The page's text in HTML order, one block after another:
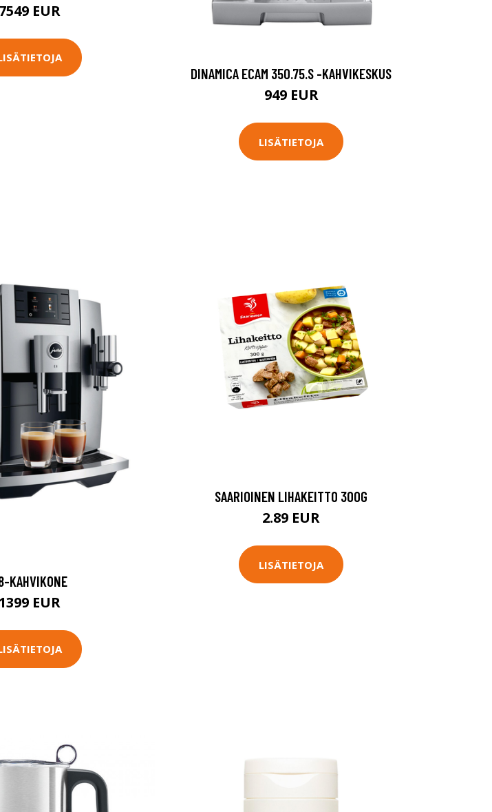
7549 EUR
DINAMICA ECAM 350.75.S -KAHVIKESKUS
949 EUR
LISÄTIETOJA
KAHVIKONE
1399 EUR
SAARIOINEN LIHAKEITTO 300G
2.89 EUR
LISÄTIETOJA